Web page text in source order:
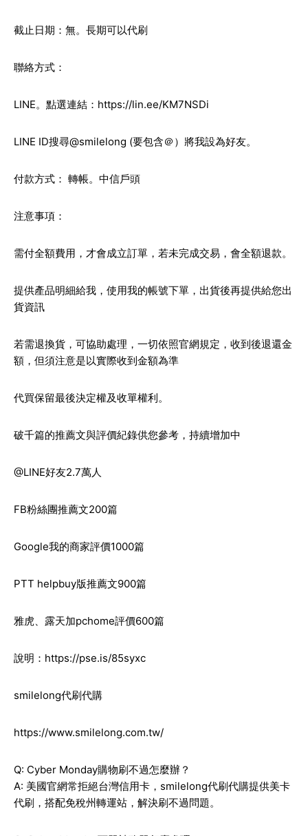
截止日期：無。長期可以代刷
聯絡方式：
LINE。點選連結： https://lin.ee/KM7NSDi
LINE ID搜尋@smilelong (要包含＠）將我設為好友。
付款方式： 轉帳。中信戶頭
注意事項：
需付全額費用，才會成立訂單，若未完成交易，會全額退款。
提供產品明細給我，使用我的帳號下單，出貨後再提供給您出
貨資訊
若需退換貨，可協助處理，一切依照官網規定，收到後退還金
額，但須注意是以實際收到金額為準
代買保留最後決定權及收單權利。
破千篇的推薦文與評價紀錄供您參考，持續增加中
@LINE好友2.7萬人
FB粉絲團推薦文200篇
Google我的商家評價1000篇
PTT helpbuy版推薦文900篇
雅虎、露天加pchome評價600篇
說明： https://pse.is/85syxc
smilelong代刷代購
https://www.smilelong.com.tw/
Q: Cyber Monday購物刷不過怎麼辦？
A: 美國官網常拒絕台灣信用卡，smilelong代刷代購提供美卡
代刷，搭配免稅州轉運站，解決刷不過問題。